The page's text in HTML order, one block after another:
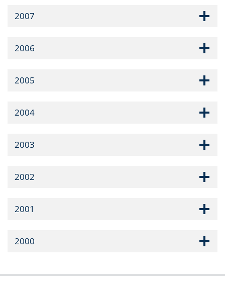
2007
2006
2005
2004
2003
2002
2001
2000